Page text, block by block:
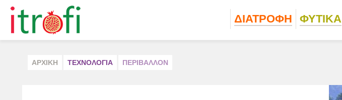
ΔΙΑΤΡΟΦΗ ΦΥΤΙΚA
ΑΡΧΙΚΗ ΤΕΧΝΟΛΟΓΙΑ ΠΕΡΙΒAΛΛΟΝ